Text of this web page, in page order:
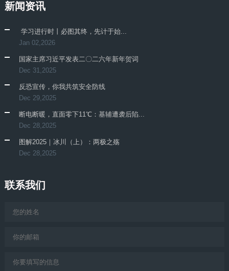
新闻资讯
​ 学习进行时丨必图其终，先计于始...
Jan 02,2026
国家主席习近平发表二〇二六年新年贺词
Dec 31,2025
反恐宣传，你我共筑安全防线
Dec 29,2025
断电断暖，直面零下11℃：基辅遭袭后陷...
Dec 28,2025
图解2025｜冰川（上）：两极之殇
Dec 28,2025
联系我们